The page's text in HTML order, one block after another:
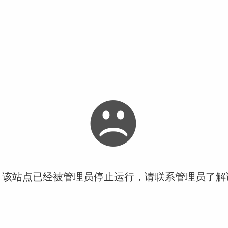
站点已经被管理员停止运行，请联系管理员了